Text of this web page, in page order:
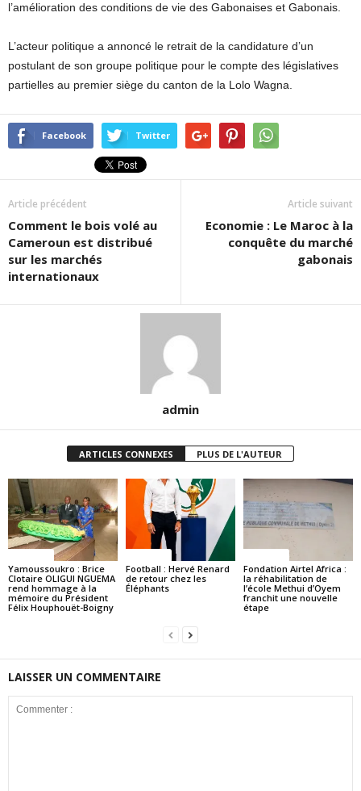
l’amélioration des conditions de vie des Gabonaises et Gabonais.
L’acteur politique a annoncé le retrait de la candidature d’un
postulant de son groupe politique pour le compte des législatives
partielles au premier siège du canton de la Lolo Wagna.
Facebook Twitter
Article précédent
Comment le bois volé au
Cameroun est distribué
sur les marchés
internationaux
Article suivant
Economie : Le Maroc à la
conquête du marché
gabonais
admin
ARTICLES CONNEXES PLUS DE L'AUTEUR
Yamoussoukro : Brice
Clotaire OLIGUI NGUEMA
rend hommage à la
mémoire du Président
Félix Houphouët-Boigny
Football : Hervé Renard
de retour chez les
Éléphants
Fondation Airtel Africa :
la réhabilitation de
l’école Methui d’Oyem
franchit une nouvelle
étape
LAISSER UN COMMENTAIRE